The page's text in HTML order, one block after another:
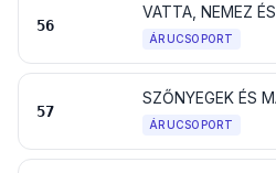
56
ÁRUCSOPORT
57
ÁRUCSOPORT